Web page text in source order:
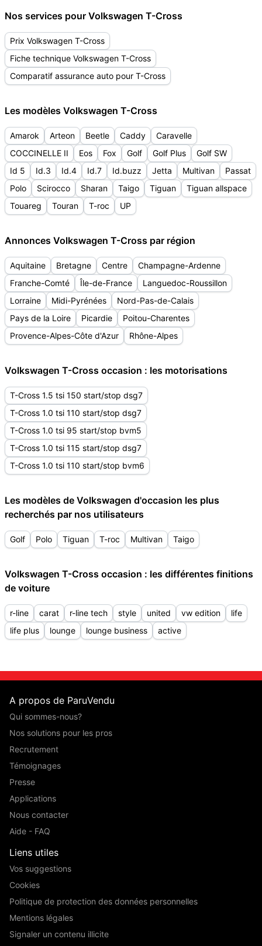
Nos services pour Volkswagen T-Cross
Prix Volkswagen T-Cross
Fiche technique Volkswagen T-Cross
Comparatif assurance auto pour T-Cross
Les modèles Volkswagen T-Cross
Amarok Arteon Beetle Caddy
Caravelle
COCCINELLE II
Eos Fox Golf Golf Plus
Golf SW
Id 5
Id.3 Id.4 Id.7 Id.buzz Jetta Multivan
Passat
Polo
Scirocco Sharan Taigo Tiguan
Tiguan allspace
Touareg
Touran T-roc UP
Annonces Volkswagen T-Cross par région
Aquitaine Bretagne Centre
Champagne-Ardenne
Franche-Comté
Île-de-France
Languedoc-Roussillon
Lorraine
Midi-Pyrénées
Nord-Pas-de-Calais
Pays de la Loire
Picardie
Poitou-Charentes
Provence-Alpes-Côte d'Azur
Rhône-Alpes
Volkswagen T-Cross occasion : les motorisations
T-Cross 1.5 tsi 150 start/stop dsg7
T-Cross 1.0 tsi 110 start/stop dsg7
T-Cross 1.0 tsi 95 start/stop bvm5
T-Cross 1.0 tsi 115 start/stop dsg7
T-Cross 1.0 tsi 110 start/stop bvm6
Les modèles de Volkswagen d'occasion les plus
recherchés par nos utilisateurs
Golf Polo Tiguan T-roc Multivan Taigo
Volkswagen T-Cross occasion : les différentes finitions
de voiture
r-line carat r-line tech style united vw edition
life
life plus
lounge lounge business active
A propos de ParuVendu
Qui sommes-nous?
Nos solutions pour les pros
Recrutement
Témoignages
Presse
Applications
Nous contacter
Aide - FAQ
Liens utiles
Vos suggestions
Cookies
Politique de protection des données personnelles
Mentions légales
Signaler un contenu illicite